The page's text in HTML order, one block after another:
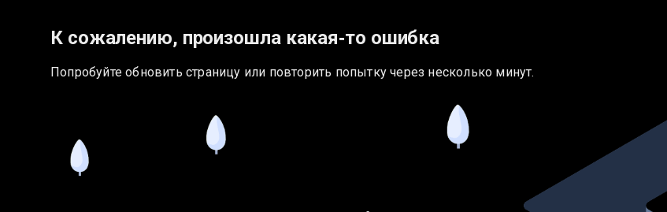
К сожалению, произошла какая‑то ошибка
Попробуйте обновить страницу или повторить попытку через несколько минут.